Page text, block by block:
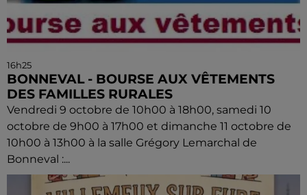
16h25
BONNEVAL - BOURSE AUX VÊTEMENTS
DES FAMILLES RURALES
Vendredi 9 octobre de 10h00 à 18h00, samedi 10
octobre de 9h00 à 17h00 et dimanche 11 octobre de
10h00 à 13h00 à la salle Grégory Lemarchal de
Bonneval :...